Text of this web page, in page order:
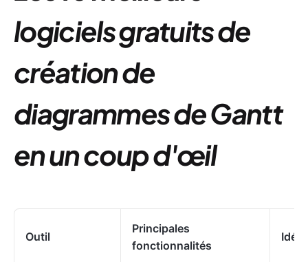
logiciels gratuits de
création de
diagrammes de Gantt
en un coup d'œil
Outil
Principales
fonctionnalités